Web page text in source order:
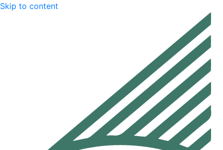
Skip to content